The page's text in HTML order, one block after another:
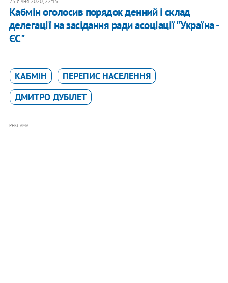
Кабмін оголосив порядок денний і склад
делегації на засідання ради асоціації "Україна -
ЄС"
КАБМІН
ПЕРЕПИС НАСЕЛЕННЯ
ДМИТРО ДУБІЛЕТ
РЕКЛАМА